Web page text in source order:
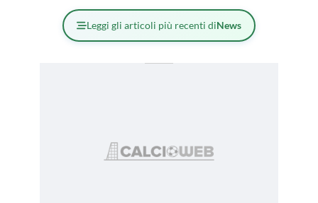
Leggi gli articoli più recenti diNews